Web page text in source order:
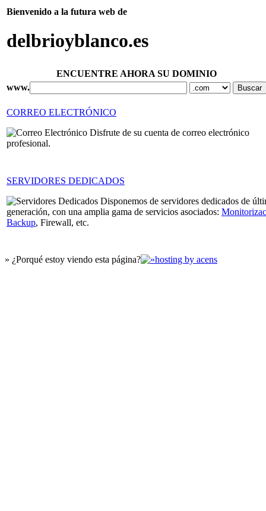
Bienvenido a la futura web de
delbrioyblanco.es
ENCUENTRE AHORA SU DOMINIO
www.
CORREO ELECTRÓNICO
Disfrute de su cuenta de correo electrónico
profesional.
SERVIDORES DEDICADOS
Disponemos de servidores dedicados de
generación, con una amplia gama de servicios asociados:
Backup, Firewall, etc.
» ¿Porqué estoy viendo esta página?